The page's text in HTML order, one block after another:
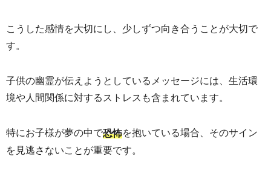
こうした感情を大切にし、少しずつ向き合うことが大切で
す。
子供の幽霊が伝えようとしているメッセージには、生活環
境や人間関係に対するストレスも含まれています。
特にお子様が夢の中で恐怖を抱いている場合、そのサイン
を見逃さないことが重要です。